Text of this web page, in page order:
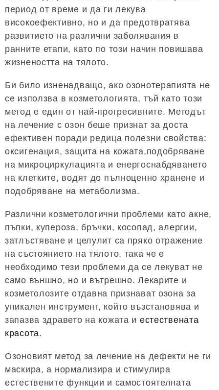
период от време и да ги лекува
високоефективно, но и да предотвратява
развитието на различни заболявания в
ранните етапи, като по този начин повишава
жизнеността на тялото.
Би било изненадващо, ако озонотерапията не
се използва в козметологията, тъй като този
метод е един от най-прогресивните. Методът
на лечение с озон беше признат за доста
ефективен поради редица полезни свойства:
оксигенация, защита на кожата,подобряване
на микроциркулацията и енергоснабдяването
на клетките, водят до пълноценно хранене и
подобряване на метаболизма.
Различни козметологични проблеми като акне,
пъпки, купероза, бръчки, косопад, алергии,
затлъстяване и целулит са пряко отражение
на състоянието на тялото, така че е
необходимо тези проблеми да се лекуват не
само външно, но и вътрешно. Лекарите и
козметолозите отдавна признават озона за
уникален инструмент, който възстановява и
запазва здравето на кожата и естествената
красота.
Озоновият метод за лечение на дефекти не ги
маскира, а нормализира и стимулира
естествените функции и самостоятелната